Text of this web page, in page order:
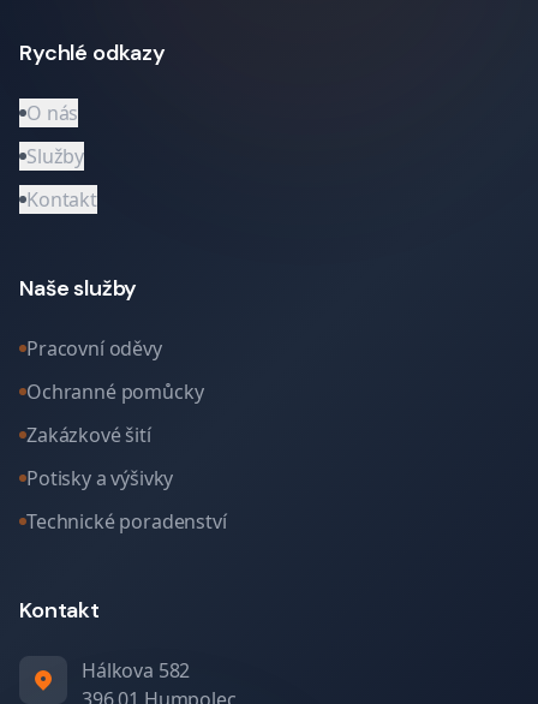
Rychlé odkazy
O nás
Služby
Kontakt
Naše služby
Pracovní oděvy
Ochranné pomůcky
Zakázkové šití
Potisky a výšivky
Technické poradenství
Kontakt
Hálkova 582